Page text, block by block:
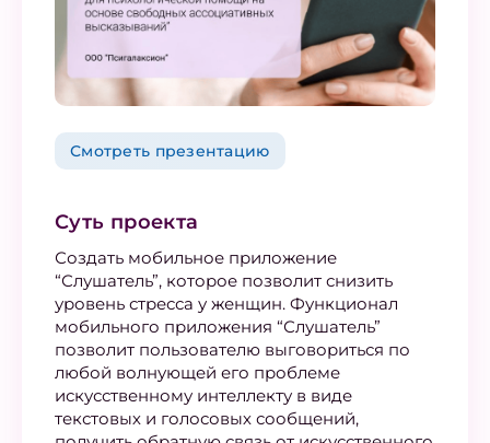
Смотреть презентацию
Суть проекта
Создать мобильное приложение
“Слушатель”, которое позволит снизить
уровень стресса у женщин. Функционал
мобильного приложения “Слушатель”
позволит пользователю выговориться по
любой волнующей его проблеме
искусственному интеллекту в виде
текстовых и голосовых сообщений,